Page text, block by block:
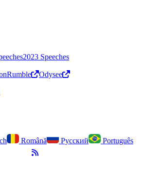
2023 Speeches
Rumble
Odysee
Română Русский
Português
Flux RSS